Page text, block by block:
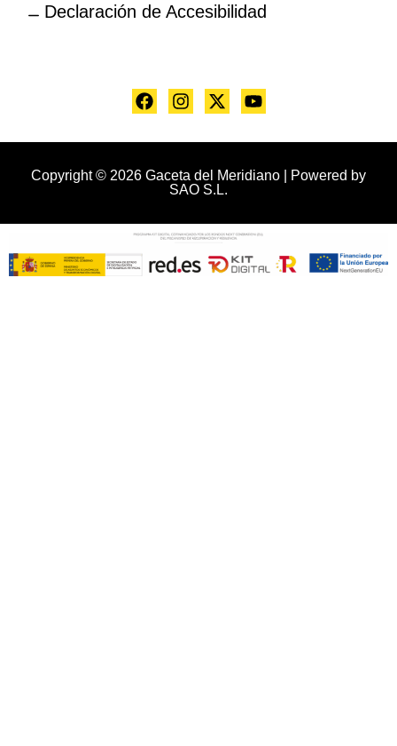
Declaración de Accesibilidad
Copyright © 2026 Gaceta del Meridiano | Powered by
SAO S.L.